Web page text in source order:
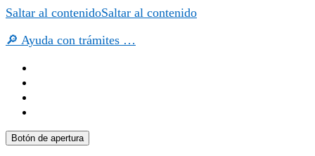
Saltar al contenidoSaltar al contenido
🔎 Ayuda con trámites …
Botón de apertura